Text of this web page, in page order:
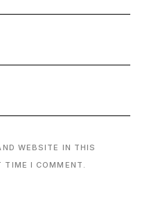
WEBSITE IN THIS
TIME I COMMENT.